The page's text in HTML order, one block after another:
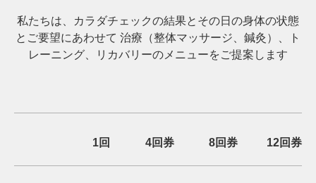
ジ
｜
行
私たちは、カラダチェックの結果とその日の⾝体の状態
とご要望にあわせて 治療（整体マッサージ、鍼灸）、ト
レーニング、リカバリーのメニューをご提案します
1回 4回券 8回券 12回券